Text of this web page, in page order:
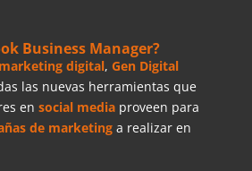
Business Manager?
digital, Gen Digital
las nuevas herramientas que
en social mediaproveen para
de marketinga realizar en